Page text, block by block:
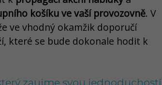
košíku ve vaší provozovně. V
ve vhodný okamžik doporučí
které se bude dokonale hodit k
zaujme svou jednoduchostí